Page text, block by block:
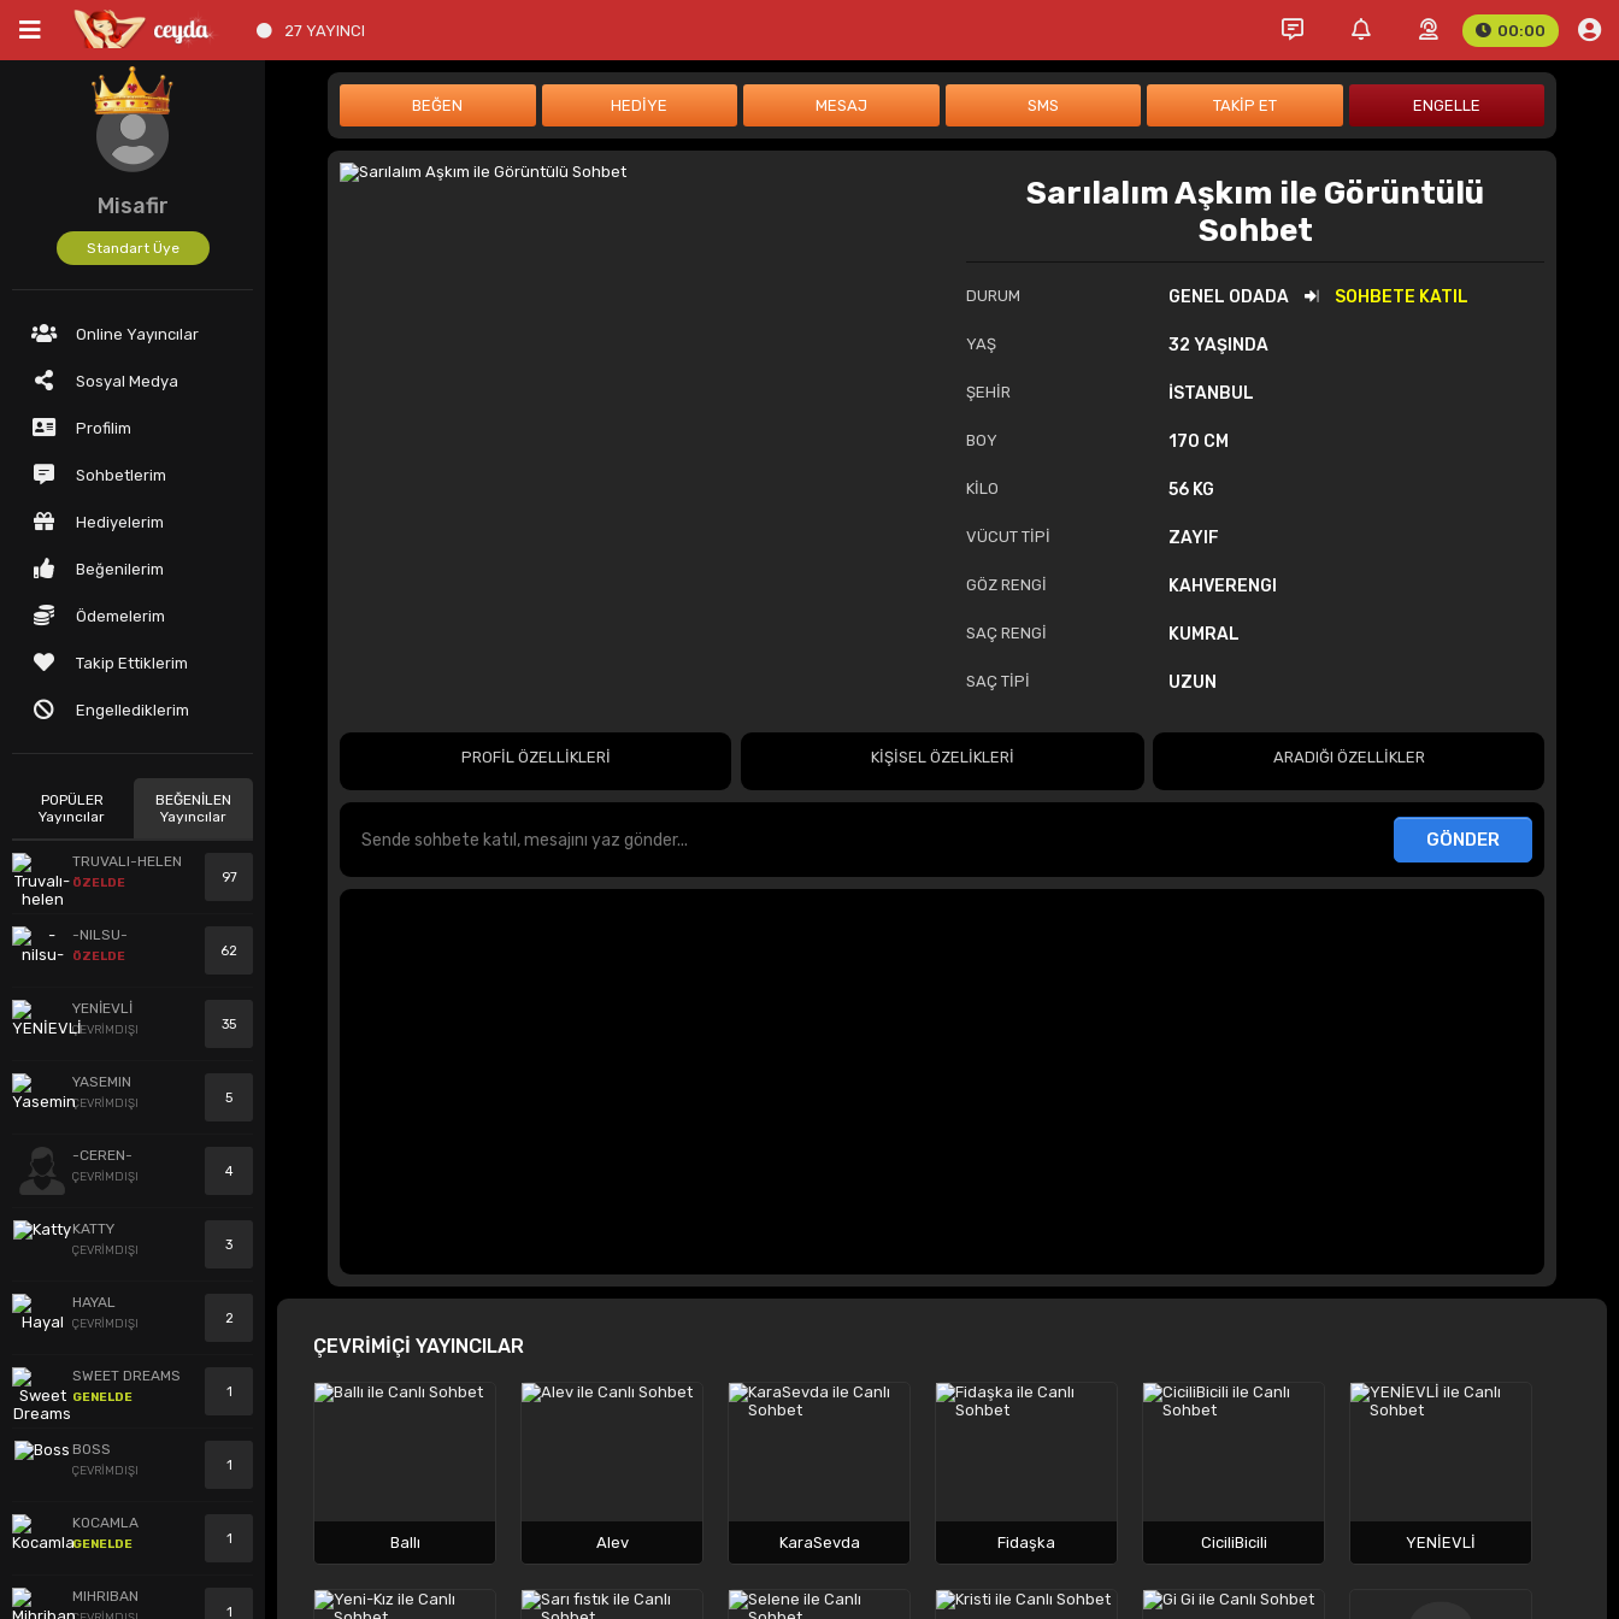
27 YAYINCI 00:00
Misafir
Standart Üye
Online Yayıncılar
Sosyal Medya
Profilim
Sohbetlerim
Hediyelerim
Beğenilerim
Ödemelerim
Takip Ettiklerim
Engellediklerim
POPÜLER
Yayıncılar
BEĞENİLEN
Yayıncılar
TRUVALI-HELEN
ÖZELDE 97
-NILSU-
ÖZELDE 62
YENİEVLİ
ÇEVRİMDIŞI 35
YASEMIN
ÇEVRİMDIŞI 5
-CEREN-
ÇEVRİMDIŞI 4
KATTY
ÇEVRİMDIŞI 3
HAYAL
ÇEVRİMDIŞI 2
SWEET DREAMS
GENELDE 1
BOSS
ÇEVRİMDIŞI 1
KOCAMLA
GENELDE 1
MIHRIBAN
1
Sarılalım Aşkım ile Görüntülü
Sohbet
DURUM GENEL ODADA SOHBETE KATIL
YAŞ 32 YAŞINDA
ŞEHİR İSTANBUL
BOY 170 CM
KİLO 56 KG
VÜCUT TİPİ ZAYIF
GÖZ RENGİ KAHVERENGI
SAÇ RENGİ KUMRAL
SAÇ TİPİ UZUN
PROFİL ÖZELLİKLERİ KİŞİSEL ÖZELİKLERİ ARADIĞI ÖZELLİKLER
ÇEVRİMİÇİ YAYINCILAR
Ballı Alev KaraSevda Fidaşka CiciliBicili YENİEVLİ